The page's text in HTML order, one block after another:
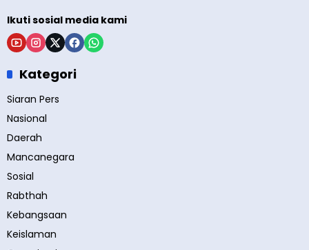
Ikuti sosial media kami
Kategori
Siaran Pers
Nasional
Daerah
Mancanegara
Sosial
Rabthah
Kebangsaan
Keislaman